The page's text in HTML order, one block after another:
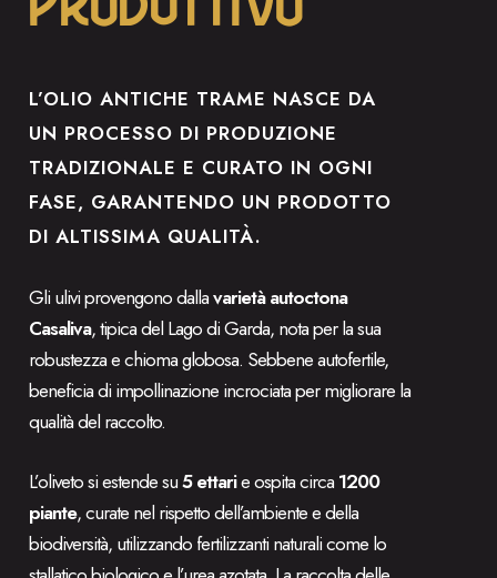
L’OLIO ANTICHE TRAME NASCE DA
UN PROCESSO DI PRODUZIONE
TRADIZIONALE E CURATO IN OGNI
FASE, GARANTENDO UN PRODOTTO
DI ALTISSIMA QUALITÀ.
Gli ulivi provengono dallavarietà autoctona
Casaliva, tipica del Lago di Garda, nota per la sua
robustezza e chioma globosa. Sebbene autofertile,
beneficia di impollinazione incrociata per migliorare la
qualità del raccolto.
L’oliveto si estende su5 ettarie ospita circa 1200
piante, curate nel rispetto dell’ambiente e della
biodiversità, utilizzando fertilizzanti naturali come lo